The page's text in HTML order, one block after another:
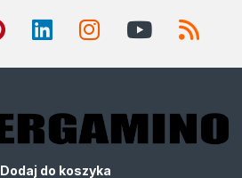
Dodaj do koszyka